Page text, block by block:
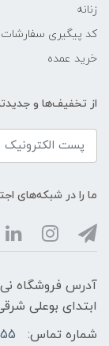
زنانه
کد پیگیری سفارشات
خرید عمده
از تخفیف‌ها و
ما را در شبکه‌های
آدرس فروشگاه نی
ابتدای بوعلی
شماره تماس: